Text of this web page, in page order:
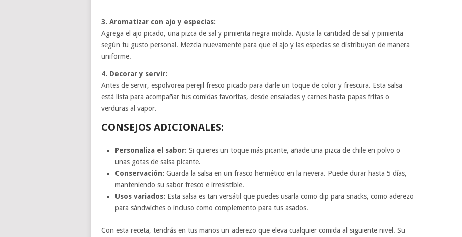
3. Aromatizar con ajo y especias:
Agrega el ajo picado, una pizca de sal y pimienta negra molida. Ajusta la cantidad de sal y pimienta
según tu gusto personal. Mezcla nuevamente para que el ajo y las especias se distribuyan de manera
uniforme.
4. Decorar y servir:
Antes de servir, espolvorea perejil fresco picado para darle un toque de color y frescura. Esta salsa
está lista para acompañar tus comidas favoritas, desde ensaladas y carnes hasta papas fritas o
verduras al vapor.
CONSEJOS ADICIONALES:
Personaliza el sabor: Si quieres un toque más picante, añade una pizca de chile en polvo o
unas gotas de salsa picante.
Conservación: Guarda la salsa en un frasco hermético en la nevera. Puede durar hasta 5 días,
manteniendo su sabor fresco e irresistible.
Usos variados: Esta salsa es tan versátil que puedes usarla como dip para snacks, como aderezo
para sándwiches o incluso como complemento para tus asados.
Con esta receta, tendrás en tus manos un aderezo que eleva cualquier comida al siguiente nivel. Su